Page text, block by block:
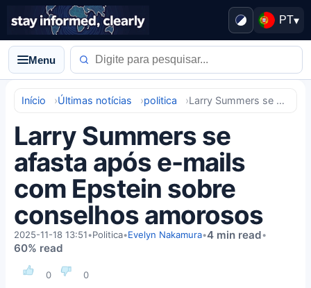
PT▾
Menu
Início Últimas notícias politica Larry Summers se afasta após e-mails com Epstein sobre conselhos amorosos
Larry Summers se
afasta após e-mails
com Epstein sobre
conselhos amorosos
0 0
2025-11-18 13:51•Politica•Evelyn Nakamura•4 min read•
60% read